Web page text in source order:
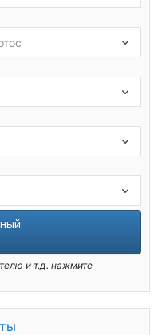
и т.д. нажмите